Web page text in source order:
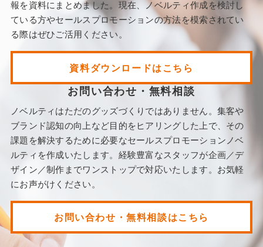
報を資料にまとめました。現在、ノベルティ作成を検討し
ている方やセールスプロモーションの方法を模索されてい
る際はぜひご活用ください。
資料ダウンロードはこちら
お問い合わせ・無料相談
ノベルティはただのグッズづくりではありません。集客や
ブランド認知の向上など目的をヒアリングした上で、その
課題を解決するために必要なセールスプロモーションノベ
ルティを作成いたします。経験豊富なスタッフが企画／デ
ザイン／制作までワンストップで対応いたします。お気軽
にお声がけください。
お問い合わせ・無料相談はこちら